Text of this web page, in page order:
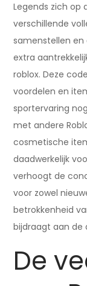
Legends zich op
verschillende
samenstellen
extra
roblox. Deze
voordelen en
sportervaring
met andere
cosmetische
daadwerkelijk
verhoogt de
voor zowel
betrokkenheid
bijdraagt aan de
De